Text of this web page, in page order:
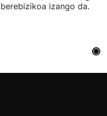
berebizikoa izango da.